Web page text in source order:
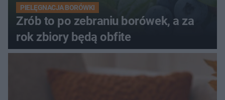
PIELĘGNACJA BORÓWKI
Zrób to po zebraniu borówek, a za
rok zbiory będą obfite